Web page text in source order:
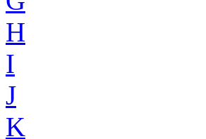
H
I
J
K